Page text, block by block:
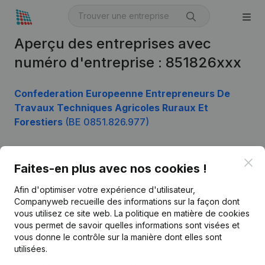
Aperçu des entreprises avec
numéro d'entreprise : 851826xxx
Confederation Europeenne Entrepreneurs De
Travaux Techniques Agricoles Ruraux Et
Forestiers (BE 0851.826.977)
Faites-en plus avec nos cookies !
Afin d'optimiser votre expérience d'utilisateur,
Companyweb recueille des informations sur la façon dont
vous utilisez ce site web. La politique en matière de cookies
vous permet de savoir quelles informations sont visées et
vous donne le contrôle sur la manière dont elles sont
utilisées.
Français
Kantorenpark Everest
Produit
Informations d’entreprise
Monitoring
Recherche internationale